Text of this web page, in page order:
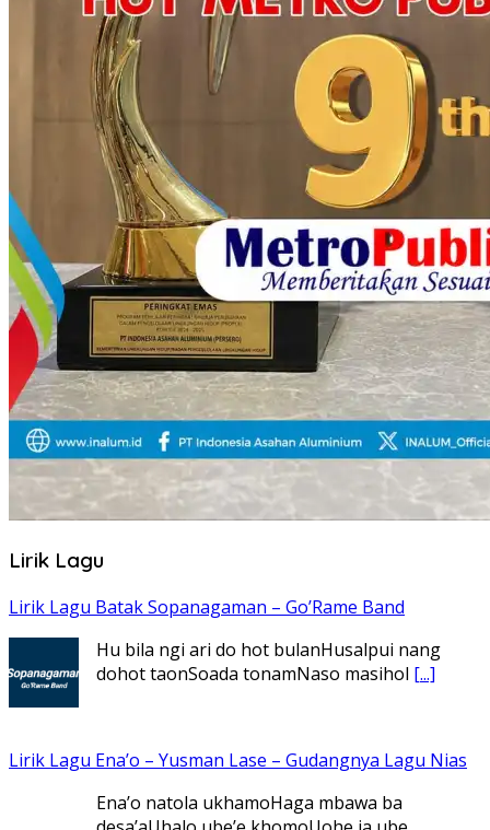
Lirik Lagu
Lirik Lagu Batak Sopanagaman – Go’Rame Band
Hu bila ngi ari do hot bulanHusalpui nang
dohot taonSoada tonamNaso masihol [...]
Lirik Lagu Ena’o – Yusman Lase – Gudangnya Lagu Nias
Ena’o natola ukhamoHaga mbawa ba